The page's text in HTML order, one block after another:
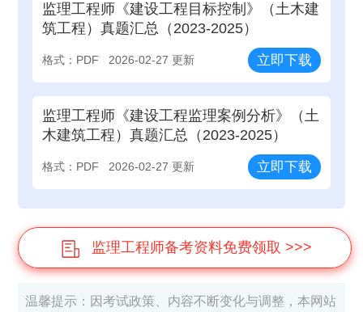
监理工程师《建设工程目标控制》（土木建
筑工程）真题汇总（2023-2025）
格式：PDF 2026-02-27 更新 立即下载
监理工程师《建设工程监理案例分析》（土
木建筑工程）真题汇总（2023-2025）
格式：PDF 2026-02-27 更新 立即下载
监理工程师备考资料免费领取 >>>
温馨提示：因考试政策、内容不断变化与调整，本网站